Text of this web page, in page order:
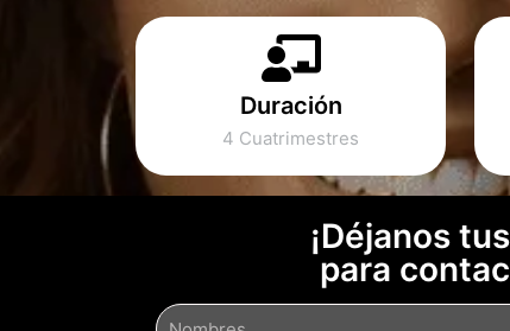
Duración
4 Cuatrimestres
¡Déjanos
para